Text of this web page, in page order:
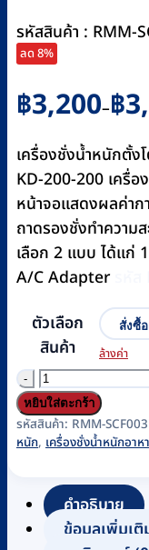
รหัสสินค้า : RMM-
ลด 8%
฿3,200–฿
Price
range:
฿3,200
through
฿3,500
เครื่องชั่งน้ำหนักตั้ง
KD-200-200 เครื่
หน้าจอแสดงผลค่าก
ถาดรองชั่งทำความ
เลือก 2 แบบ ได้แก่
A/C Adapter
ตัวเลือก
สินค้า
ล้างค่า
จำนวน
เครื่อง
ชั่ง
สูตร
แบบ
ดิจิตอล
หยิบใส่ตะกร้า
รหัสสินค้า: RMM-
หนัก, เครื่องชั่งน้ำหนักอาห
คำอธิบาย
ข้อมูลเพิ่มเติ